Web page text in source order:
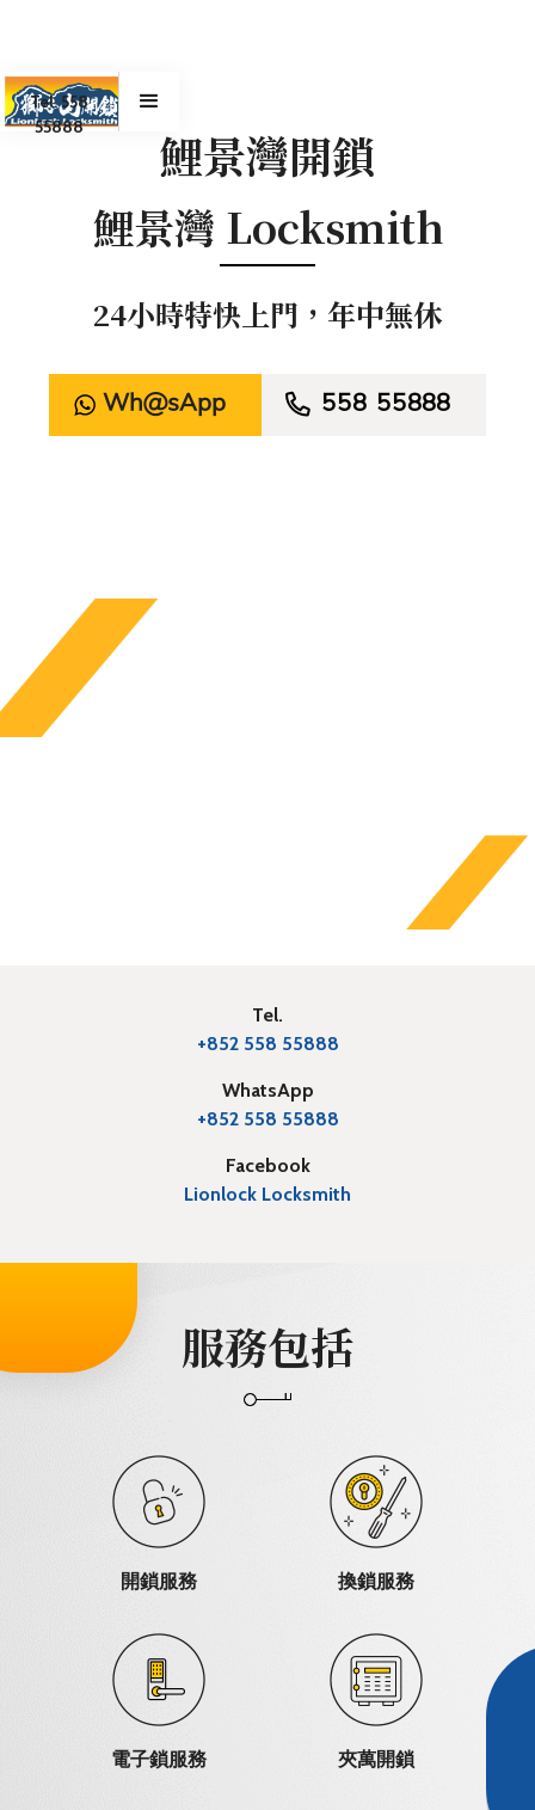
Tel. 558
55888
鯉景灣開鎖
鯉景灣 Locksmith
24小時特快上門，年中無休
WhatsApp  558 55888
Tel.
+852 558 55888
WhatsApp
+852 558 55888
Facebook
Lionlock Locksmith
服務包括
開鎖服務 換鎖服務
電子鎖服務 夾萬開鎖